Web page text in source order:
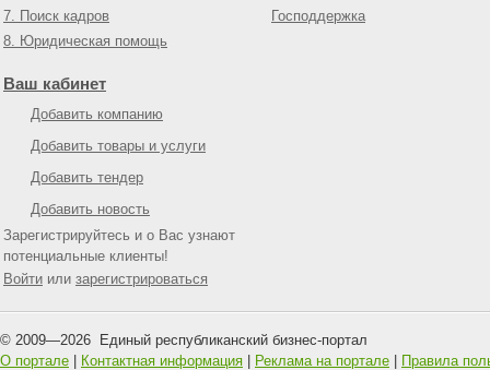
7. Поиск кадров
8. Юридическая помощь
Господдержка
Ваш кабинет
Добавить компанию
Добавить товары и услуги
Добавить тендер
Добавить новость
Зарегистрируйтесь и о Вас узнают
потенциальные клиенты!
Войти или зарегистрироваться
© 2009—2026 Единый республиканский бизнес-портал
О портале
Контактная информация Реклама на портале Правила